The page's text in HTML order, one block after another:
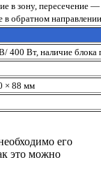
в зону, пересечение
в обратном
400 Вт, наличие
× 88 мм
его
это можно